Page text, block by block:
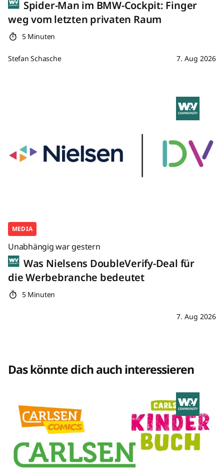
Spider-Man im BMW-Cockpit: Finger
weg vom letzten privaten Raum
5 Minuten
Stefan Schasche 7. Aug 2026
MEDIA
Unabhängig war gestern
Was Nielsens DoubleVerify-Deal für
die Werbebranche bedeutet
5 Minuten
7. Aug 2026
Das könnte dich auch interessieren